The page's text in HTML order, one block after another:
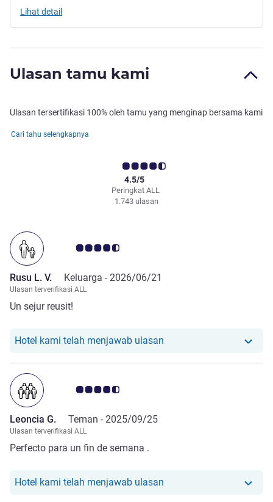
Lihat detail
Ulasan tamu kami
Ulasan tersertifikasi 100% oleh tamu yang menginap bersama kami
Cari tahu selengkapnya
Peringkat ALL
4.5/5
1.743 ulasan
Catatan tamu Avis 4.5/5
Rusu L. V. Keluarga - 2026/06/21
Ulasan terverifikasi ALL
Un sejur reusit!
Hotel kami telah menjawab ulasan Hotel kami telah
Catatan tamu Avis 4.5/5
Leoncia G. Teman - 2025/09/25
Ulasan terverifikasi ALL
Perfecto para un fin de semana .
Hotel kami telah menjawab ulasan Hotel kami telah